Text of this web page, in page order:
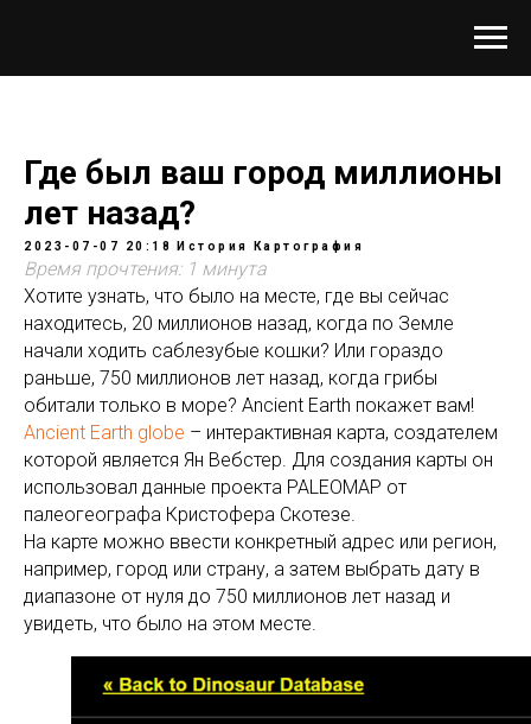
Где был ваш город миллионы
лет назад?
2023-07-07 20:18 История Картография
Время прочтения: 1 минута
Хотите узнать, что было на месте, где вы сейчас
находитесь, 20 миллионов назад, когда по Земле
начали ходить саблезубые кошки? Или гораздо
раньше, 750 миллионов лет назад, когда грибы
обитали только в море? Ancient Earth покажет вам!
Ancient Earth globe – интерактивная карта, создателем
которой является Ян Вебстер. Для создания карты он
использовал данные проекта PALEOMAP от
палеогеографа Кристофера Скотезе.
На карте можно ввести конкретный адрес или регион,
например, город или страну, а затем выбрать дату в
диапазоне от нуля до 750 миллионов лет назад и
увидеть, что было на этом месте.